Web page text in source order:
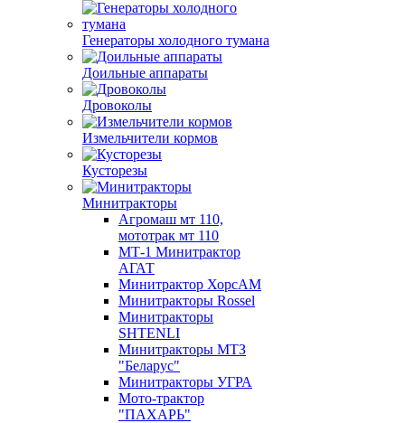
Генераторы холодного тумана
Доильные аппараты
Дровоколы
Измельчители кормов
Кусторезы
Минитракторы
Агромаш мт 110,
мототрак мт 110
МТ-1 Минитрактор
АГАТ
Минитрактор ХорсАМ
Минитракторы Rossel
Минитракторы
SHTENLI
Минитракторы МТЗ
"Беларус"
Минитракторы УГРА
Мото-трактор
"ПАХАРЬ"